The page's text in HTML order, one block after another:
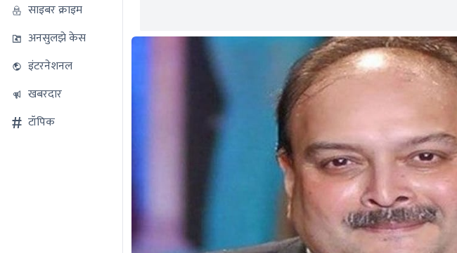
साइबर क्राइम
अनसुलझे केस
इंटरनेशनल
खबरदार
टॉपिक